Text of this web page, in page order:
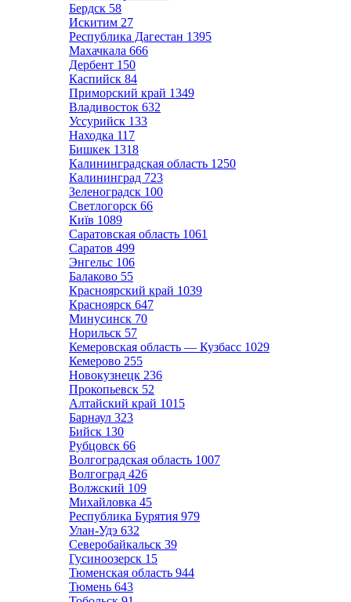
Бердск 58
Искитим 27
Республика Дагестан 1395
Махачкала 666
Дербент 150
Каспийск 84
Приморский край 1349
Владивосток 632
Уссурийск 133
Находка 117
Бишкек 1318
Калининградская область 1250
Калининград 723
Зеленоградск 100
Светлогорск 66
Київ 1089
Саратовская область 1061
Саратов 499
Энгельс 106
Балаково 55
Красноярский край 1039
Красноярск 647
Минусинск 70
Норильск 57
Кемеровская область — Кузбасс 1029
Кемерово 255
Новокузнецк 236
Прокопьевск 52
Алтайский край 1015
Барнаул 323
Бийск 130
Рубцовск 66
Волгоградская область 1007
Волгоград 426
Волжский 109
Михайловка 45
Республика Бурятия 979
Улан-Удэ 632
Северобайкальск 39
Гусиноозерск 15
Тюменская область 944
Тюмень 643